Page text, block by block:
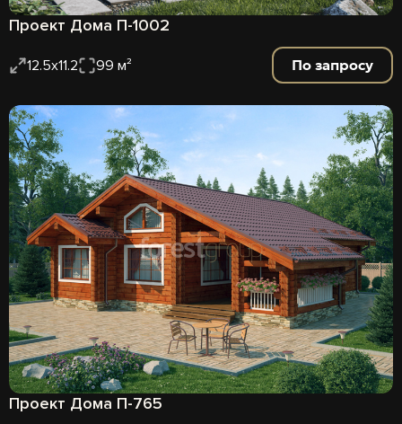
Проект Дома П-1002
12.5х11.2 99 м² По запросу
Проект Дома П-765